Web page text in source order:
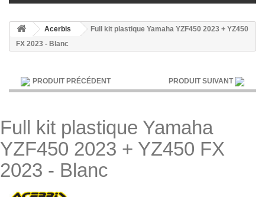
Acerbis
Full kit plastique Yamaha YZF450 2023 + YZ450
FX 2023 - Blanc
PRODUIT PRÉCÉDENT PRODUIT SUIVANT
Full kit plastique Yamaha
YZF450 2023 + YZ450 FX
2023 - Blanc